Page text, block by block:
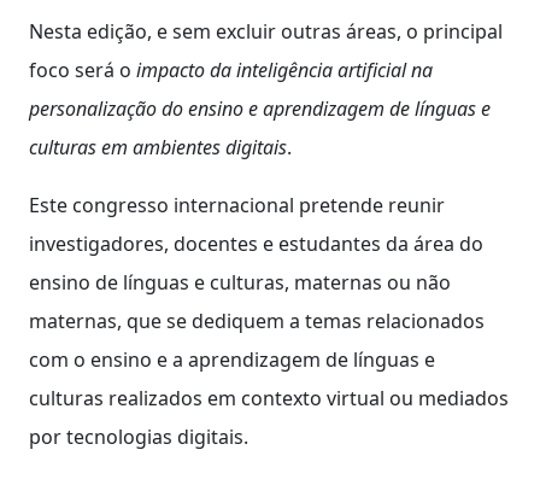
Nesta edição, e sem excluir outras áreas, o principal
foco será o impacto da inteligência artificial na
personalização do ensino e aprendizagem de línguas e
culturas em ambientes digitais.
Este congresso internacional pretende reunir
investigadores, docentes e estudantes da área do
ensino de línguas e culturas, maternas ou não
maternas, que se dediquem a temas relacionados
com o ensino e a aprendizagem de línguas e
culturas realizados em contexto virtual ou mediados
por tecnologias digitais.